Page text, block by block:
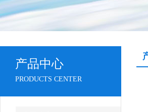
产品中心
PRODUCTS CENTER